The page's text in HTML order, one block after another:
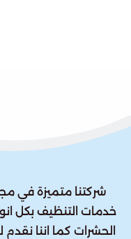
شركتنا متميزة في
خدمات التنظيف بكل
الحشرات كما اننا